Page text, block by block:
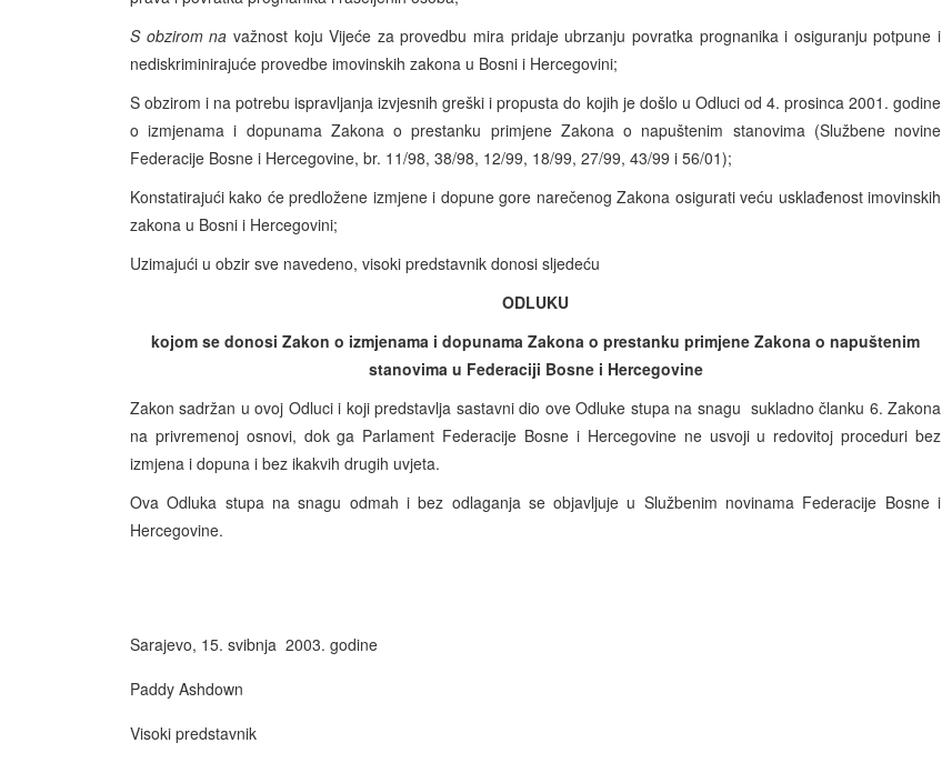
S obzirom na važnost koju Vijeće za provedbu mira pridaje ubrzanju povratka prognanika i osiguranju potpune i
nediskriminirajuće provedbe imovinskih zakona u Bosni i Hercegovini;
S obzirom i na potrebu ispravljanja izvjesnih greški i propusta do kojih je došlo u Odluci od 4. prosinca 2001. godine
o izmjenama i dopunama Zakona o prestanku primjene Zakona o napuštenim stanovima (Službene novine
Federacije Bosne i Hercegovine, br. 11/98, 38/98, 12/99, 18/99, 27/99, 43/99 i 56/01);
Konstatirajući kako će predložene izmjene i dopune gore narečenog Zakona osigurati veću usklađenost imovinskih
zakona u Bosni i Hercegovini;
Uzimajući u obzir sve navedeno, visoki predstavnik donosi sljedeću
ODLUKU
kojom se donosi Zakon o izmjenama i dopunama Zakona o prestanku primjene Zakona o napuštenim
stanovima u Federaciji Bosne i Hercegovine
Zakon sadržan u ovoj Odluci i koji predstavlja sastavni dio ove Odluke stupa na snagu sukladno članku 6. Zakona
na privremenoj osnovi, dok ga Parlament Federacije Bosne i Hercegovine ne usvoji u redovitoj proceduri bez
izmjena i dopuna i bez ikakvih drugih uvjeta.
Ova Odluka stupa na snagu odmah i bez odlaganja se objavljuje u Službenim novinama Federacije Bosne i
Hercegovine.
Sarajevo, 15. svibnja 2003. godine
Paddy Ashdown
Visoki predstavnik